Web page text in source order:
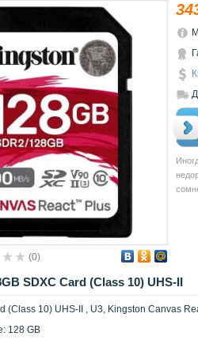
(0)
SDXC Card (Class 10) UHS-II
(Class 10) UHS-II , U3, Kingston Canvas
128 GB